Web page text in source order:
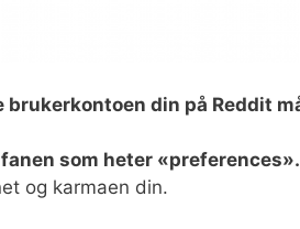
brukerkontoen din på Reddit
som heter «preferences».
og karmaen din.